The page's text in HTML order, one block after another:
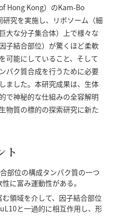
Hong Kong）のKam-Bo
究を実施し、リボソーム（細
大な分子集合体）上で様々な
子結合部位）が驚くほど柔軟
可能にしていること、そして
パク質合成を行うために必要
ました。本研究成果は、生体
で神秘的な仕組みの全容解明
物質の標的の探索研究に新た
ト
部位の構成タンパク質の一つ
に富み運動性がある。
領域を介して、因子結合部位
と一過的に相互作用し、形